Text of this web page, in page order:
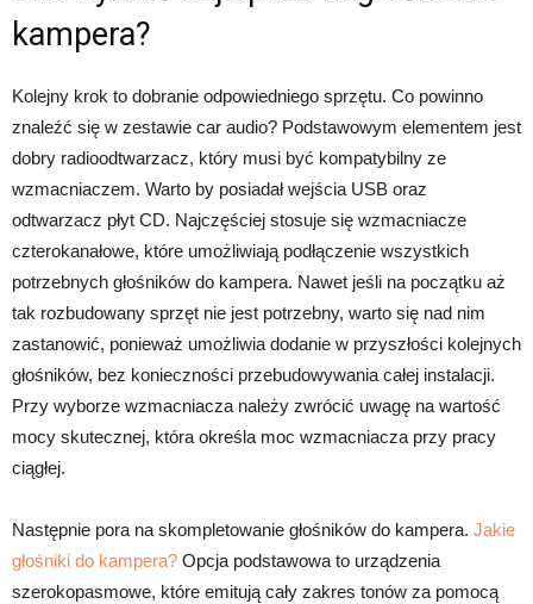
kampera?
Kolejny krok to dobranie odpowiedniego sprzętu. Co powinno
znaleźć się w zestawie car audio? Podstawowym elementem jest
dobry radioodtwarzacz, który musi być kompatybilny ze
wzmacniaczem. Warto by posiadał wejścia USB oraz
odtwarzacz płyt CD. Najczęściej stosuje się wzmacniacze
czterokanałowe, które umożliwiają podłączenie wszystkich
potrzebnych głośników do kampera. Nawet jeśli na początku aż
tak rozbudowany sprzęt nie jest potrzebny, warto się nad nim
zastanowić, ponieważ umożliwia dodanie w przyszłości kolejnych
głośników, bez konieczności przebudowywania całej instalacji.
Przy wyborze wzmacniacza należy zwrócić uwagę na wartość
mocy skutecznej, która określa moc wzmacniacza przy pracy
ciągłej.
Następnie pora na skompletowanie głośników do kampera. Jakie
głośniki do kampera? Opcja podstawowa to urządzenia
szerokopasmowe, które emitują cały zakres tonów za pomocą